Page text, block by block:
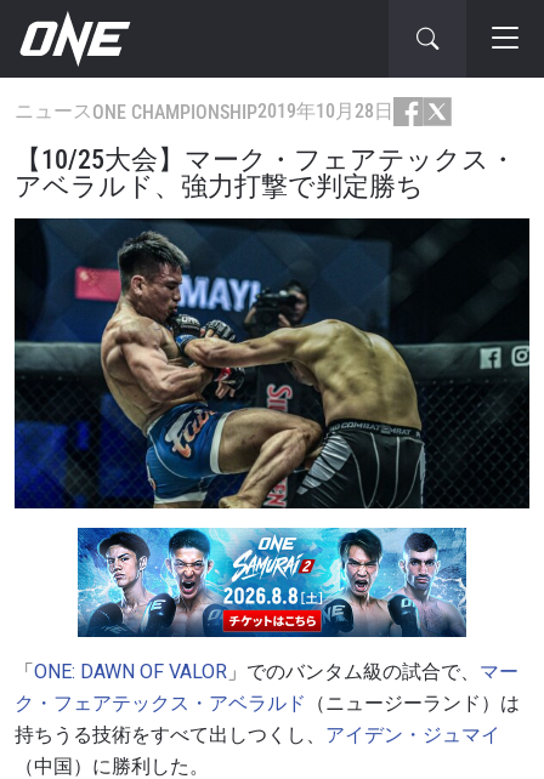
ニュース ONE CHAMPIONSHIP2019年10月28日
【10/25大会】マーク・フェアテックス・
アベラルド、強力打撃で判定勝ち
「ONE: DAWN OF VALOR 」でのバンタム級の試合で、 マー
ク・フェアテックス・アベラルド
（ニュージーランド）は
持ちうる技術をすべて出しつくし、 アイデン・ジュマイ
（中国）に勝利した。